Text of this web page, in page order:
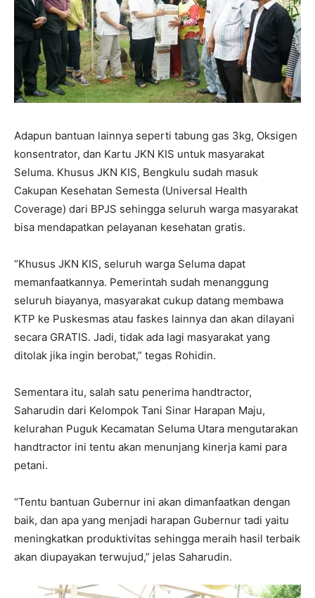
Adapun bantuan lainnya seperti tabung gas 3kg, Oksigen
konsentrator, dan Kartu JKN KIS untuk masyarakat
Seluma. Khusus JKN KIS, Bengkulu sudah masuk
Cakupan Kesehatan Semesta (Universal Health
Coverage) dari BPJS sehingga seluruh warga masyarakat
bisa mendapatkan pelayanan kesehatan gratis.
“Khusus JKN KIS, seluruh warga Seluma dapat
memanfaatkannya. Pemerintah sudah menanggung
seluruh biayanya, masyarakat cukup datang membawa
KTP ke Puskesmas atau faskes lainnya dan akan dilayani
secara GRATIS. Jadi, tidak ada lagi masyarakat yang
ditolak jika ingin berobat,” tegas Rohidin.
Sementara itu, salah satu penerima handtractor,
Saharudin dari Kelompok Tani Sinar Harapan Maju,
kelurahan Puguk Kecamatan Seluma Utara mengutarakan
handtractor ini tentu akan menunjang kinerja kami para
petani.
“Tentu bantuan Gubernur ini akan dimanfaatkan dengan
baik, dan apa yang menjadi harapan Gubernur tadi yaitu
meningkatkan produktivitas sehingga meraih hasil terbaik
akan diupayakan terwujud,” jelas Saharudin.